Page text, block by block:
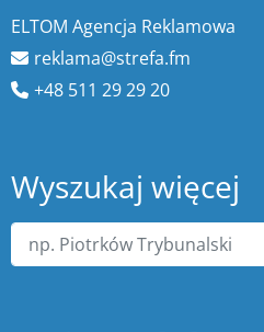
ELTOM Agencja Reklamowa
reklama@strefa.fm
+48 511 29 29 20
Wyszukaj więcej